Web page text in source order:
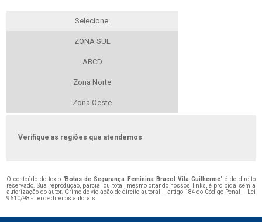
Selecione:
ZONA SUL
ABCD
Zona Norte
Zona Oeste
Verifique as regiões que atendemos
O conteúdo do texto "Botas de Segurança Feminina Bracol Vila Guilherme" é de direito
reservado. Sua reprodução, parcial ou total, mesmo citando nossos links, é proibida sem a
autorização do autor. Crime de violação de direito autoral – artigo 184 do Código Penal –
Lei
9610/98 - Lei de direitos autorais